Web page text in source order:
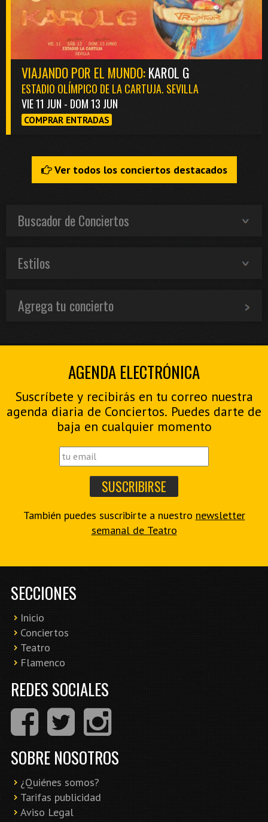
VIAJANDO POR EL MUNDO:KAROL G
ESTADIO OLÍMPICO DE LA CARTUJA. SEVILLA
VIE 11 JUN - DOM 13 JUN
COMPRAR ENTRADAS
Ver todos los conciertos destacados
Buscador de Conciertos
Estilos
Agrega tu concierto
AGENDA ELECTRÓNICA
Suscríbete y recibirás en tu correo nuestra
agenda diaria de Conciertos. Puedes darte de
baja en cualquier momento
También puedes suscribirte a nuestro newsletter
semanal de Teatro
SECCIONES
Inicio
Conciertos
Teatro
Flamenco
REDES SOCIALES
SOBRE NOSOTROS
¿Quiénes somos?
Tarifas publicidad
Aviso Legal